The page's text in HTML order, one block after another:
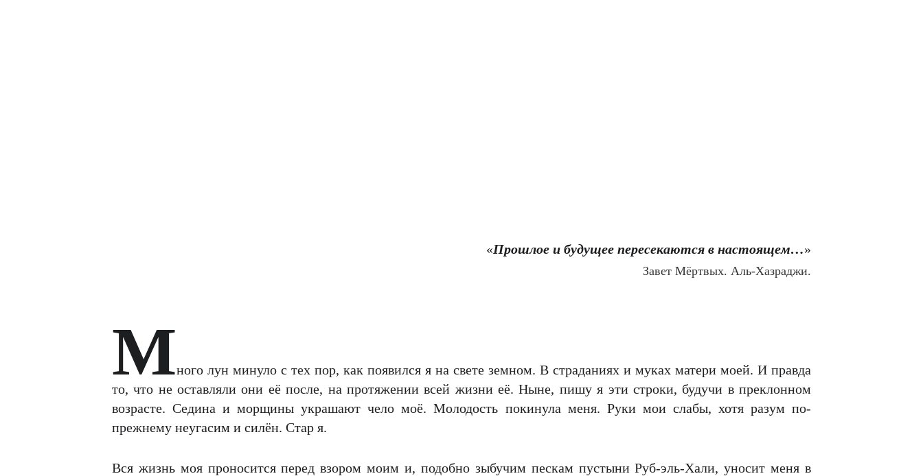
Много лун минуло с тех пор, как появился я на свете земном. В страданиях и муках матери моей. И правда
то, что не оставляли они её после, на протяжении всей жизни её. Ныне, пишу я эти строки, будучи в преклонном
возрасте. Седина и морщины украшают чело моё. Молодость покинула меня. Руки мои слабы, хотя разум по-
прежнему неугасим и силён. Стар я.
Вся жизнь моя проносится перед взором моим и, подобно зыбучим пескам пустыни Руб-эль-Хали, уносит меня в
«Прошлое и будущее пересекаются в настоящем…»
Завет Мёртвых. Аль-Хазраджи.